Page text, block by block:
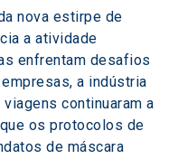
nova estirpe de
a atividade
enfrentam desafios
a indústria
continuaram a
os protocolos de
de máscara